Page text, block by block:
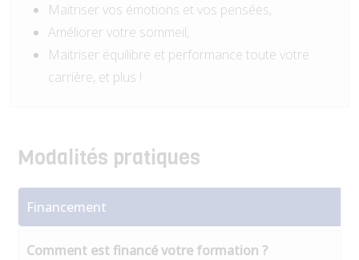
Maitriser vos émotions et vos pensées,
Améliorer votre sommeil,
Maitriser équilibre et performance toute votre
carrière, et plus !
Modalités pratiques
Financement
Comment est financé votre formation ?